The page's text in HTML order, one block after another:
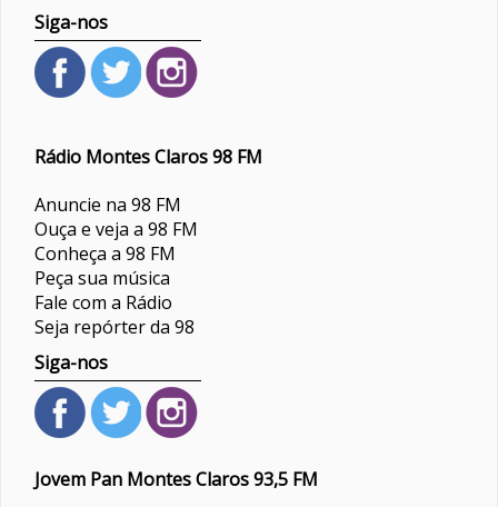
Siga-nos
Rádio Montes Claros 98 FM
Anuncie na 98 FM
Ouça e veja a 98 FM
Conheça a 98 FM
Peça sua música
Fale com a Rádio
Seja repórter da 98
Siga-nos
Jovem Pan Montes Claros 93,5 FM